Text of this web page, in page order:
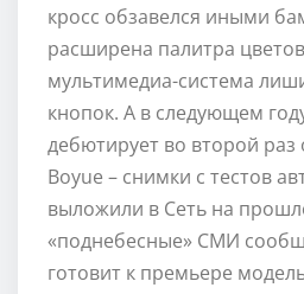
кросс обзавелся иными
расширена палитра
мультимедиа-система
кнопок. А в следующем
дебютирует во второй
Boyue – снимки с тестов
выложили в Сеть на
«поднебесные» СМИ
готовит к премьере